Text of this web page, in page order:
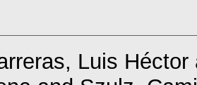
Luis Héctor